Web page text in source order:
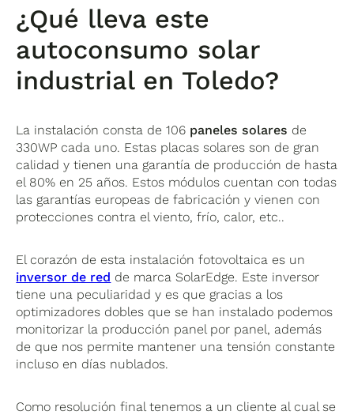
¿Qué lleva este
autoconsumo solar
industrial en Toledo?
La instalación consta de 106 paneles solares de
330WP cada uno. Estas placas solares son de gran
calidad y tienen una garantía de producción de hasta
el 80% en 25 años. Estos módulos cuentan con todas
las garantías europeas de fabricación y vienen con
protecciones contra el viento, frío, calor, etc..
El corazón de esta instalación fotovoltaica es un
inversor de red de marca SolarEdge. Este inversor
tiene una peculiaridad y es que gracias a los
optimizadores dobles que se han instalado podemos
monitorizar la producción panel por panel, además
de que nos permite mantener una tensión constante
incluso en días nublados.
Como resolución final tenemos a un cliente al cual se